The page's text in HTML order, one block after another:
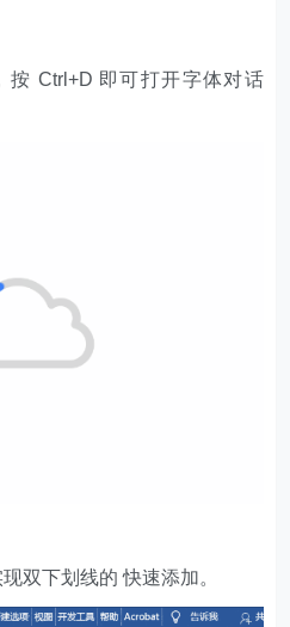
Ctrl+D 即可打开字体对话
双下划线的 快速添加。